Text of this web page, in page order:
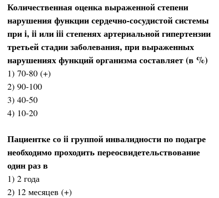
Количественная оценка выраженной степени
нарушения функции сердечно-сосудистой системы
при i, ii или iii степенях артериальной гипертензии
третьей стадии заболевания, при выраженных
нарушениях функций организма составляет (в %)
1) 70-80 (+)
2) 90-100
3) 40-50
4) 10-20
Пациентке со ii группой инвалидности по подагре
необходимо проходить переосвидетельствование
один раз в
1) 2 года
2) 12 месяцев (+)